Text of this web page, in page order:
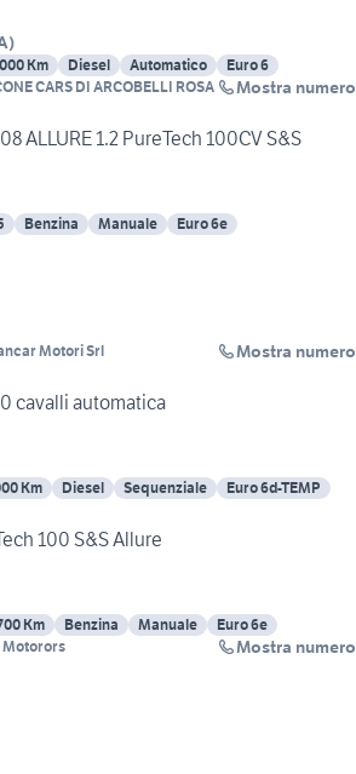
)
Km Diesel Automatico
Euro 6
CARS DI ARCOBELLI ROSA Mostra numero
ALLURE 1.2 PureTech 100CV S&S
Benzina Manuale Euro 6e
Motori Srl Mostra numero
cavalli automatica
Km Diesel Sequenziale Euro 6d-TEMP
100 S&S Allure
Km Benzina Manuale
Euro 6e
Motorors Mostra numero